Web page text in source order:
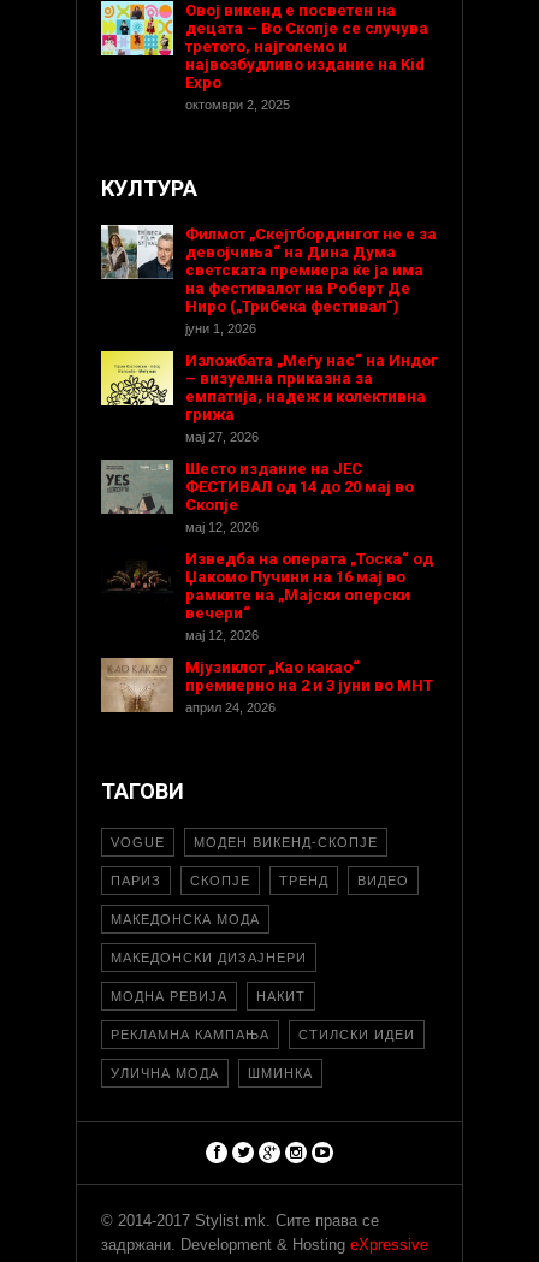
Овој викенд е посветен на
децата – Во Скопје се случува
третото, најголемо и
највозбудливо издание на Kid
Expo
октомври 2, 2025
КУЛТУРА
Филмот „Скејтбордингот не е за
девојчиња“ на Дина Дума
светската премиера ќе ја има
на фестивалот на Роберт Де
Ниро („Трибека фестивал“)
јуни 1, 2026
Изложбата „Меѓу нас“ на Индог
– визуелна приказна за
емпатија, надеж и колективна
грижа
мај 27, 2026
Шесто издание на ЈЕС
ФЕСТИВАЛ од 14 до 20 мај во
Скопје
мај 12, 2026
Изведба на операта „Тоска“ од
Џакомо Пучини на 16 мај во
рамките на „Мајски оперски
вечери“
мај 12, 2026
Мјузиклот „Као какао“
премиерно на 2 и 3 јуни во МНТ
април 24, 2026
ТАГОВИ
VOGUE МОДЕН ВИКЕНД-СКОПЈЕ
ПАРИЗ СКОПЈЕ ТРЕНД ВИДЕО
МАКЕДОНСКА МОДА
МАКЕДОНСКИ ДИЗАЈНЕРИ
МОДНА РЕВИЈА НАКИТ
РЕКЛАМНА КАМПАЊА СТИЛСКИ ИДЕИ
УЛИЧНА МОДА ШМИНКА
© 2014-2017 Stylist.mk. Сите права се
задржани. Development & Hosting eXpressive